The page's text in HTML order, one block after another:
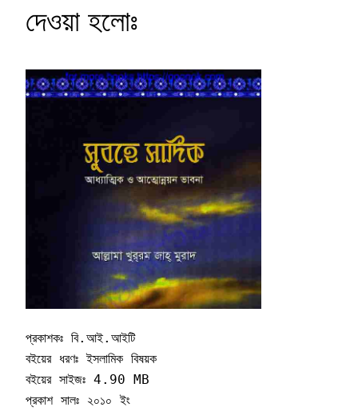
দেওয়া হলোঃ
প্রকাশকঃ বি.আই.আইটি
বইয়ের ধরণঃ ইসলামিক বিষয়ক
বইয়ের সাইজঃ 4.90 MB
প্রকাশ সালঃ ২০১০ ইং